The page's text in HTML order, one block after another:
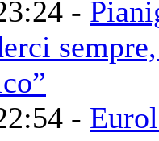
-
-